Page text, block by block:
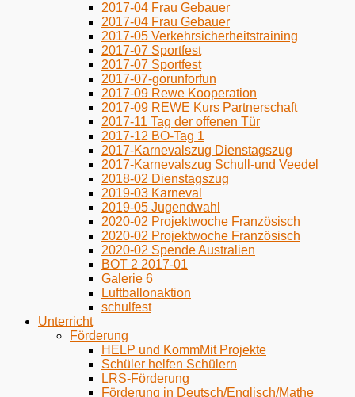
2017-04 Frau Gebauer
2017-04 Frau Gebauer
2017-05 Verkehrsicherheitstraining
2017-07 Sportfest
2017-07 Sportfest
2017-07-gorunforfun
2017-09 Rewe Kooperation
2017-09 REWE Kurs Partnerschaft
2017-11 Tag der offenen Tür
2017-12 BO-Tag 1
2017-Karnevalszug Dienstagszug
2017-Karnevalszug Schull-und Veedel
2018-02 Dienstagszug
2019-03 Karneval
2019-05 Jugendwahl
2020-02 Projektwoche Französisch
2020-02 Projektwoche Französisch
2020-02 Spende Australien
BOT 2 2017-01
Galerie 6
Luftballonaktion
schulfest
Unterricht
Förderung
HELP und KommMit Projekte
Schüler helfen Schülern
LRS-Förderung
Förderung in Deutsch/Englisch/Mathe